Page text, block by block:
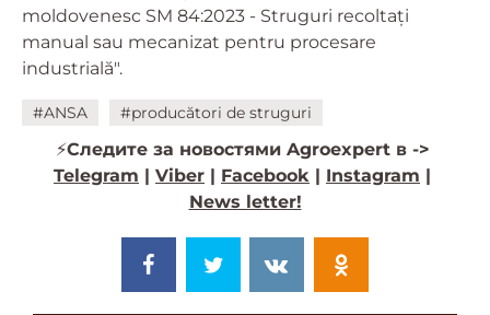
moldovenesc SM 84:2023 - Struguri recoltați
manual sau mecanizat pentru procesare
industrială".
#ANSA #producători de struguri
⚡️Следите за новостями Agroexpert в ->
Telegram | Viber | Facebook | Instagram |
News letter!